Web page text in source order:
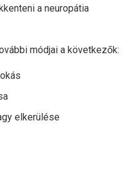
a neuropátia
módjai a következők:
elkerülése